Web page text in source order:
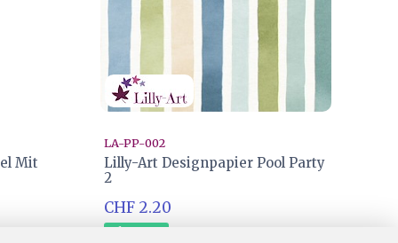
Mit
LA-PP-002
Lilly-Art Designpapier Pool Party
2
CHF 2.20
Ab Lager